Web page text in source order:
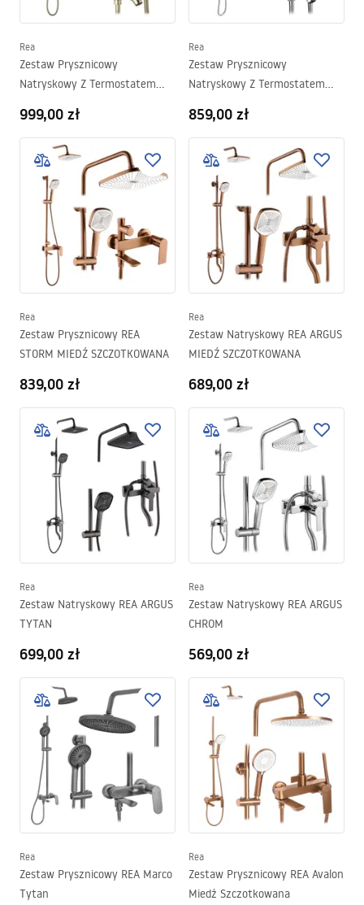
Rea
Zestaw Prysznicowy
Natryskowy Z Termostatem
999,00 zł
Rea
Zestaw Prysznicowy
Natryskowy Z Termostatem
859,00 zł
Rea
Zestaw Prysznicowy REA
STORM MIEDŹ SZCZOTKOWANA
839,00 zł
Rea
Zestaw Natryskowy REA ARGUS
MIEDŹ SZCZOTKOWANA
689,00 zł
Rea
Zestaw Natryskowy REA ARGUS
TYTAN
699,00 zł
Rea
Zestaw Natryskowy REA ARGUS
CHROM
569,00 zł
Rea
Zestaw Prysznicowy REA Marco
Tytan
Rea
Zestaw Prysznicowy REA Avalon
Miedź Szczotkowana